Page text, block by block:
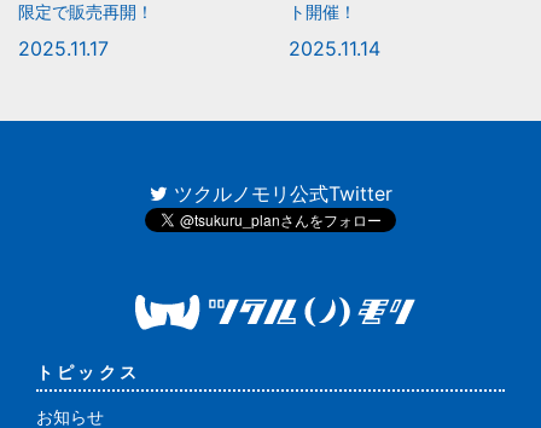
限定で販売再開！
2025.11.17
ト開催！
2025.11.14
トピックス
お知らせ
ツクルノモリ公式Twitter